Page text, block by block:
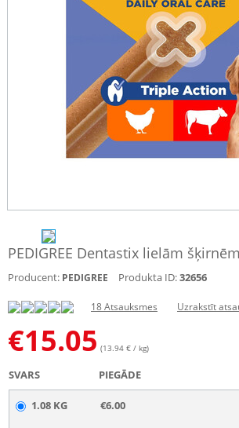
PEDIGREE Dentastix lielām
Producent: PEDIGREE Produkta ID:32656
18 Atsauksmes Uzrakstīt
€15.05 (13.94 € / kg)
SVARS PIEGĀDE
1.08 KG €6.00